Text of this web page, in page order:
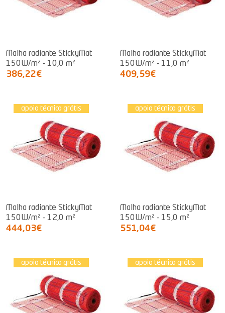
Malha radiante StickyMat
150W/m² - 10,0 m²
386,22€
Malha radiante StickyMat
150W/m² - 11,0 m²
409,59€
apoio técnico grátis
Malha radiante StickyMat
150W/m² - 12,0 m²
444,03€
apoio técnico grátis
Malha radiante StickyMat
150W/m² - 15,0 m²
551,04€
apoio técnico grátis apoio técnico grátis